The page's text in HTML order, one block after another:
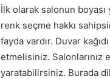
İlk olarak salonun
renk seçme hakkı
fayda vardır. Duvar
etmelisiniz.
yaratabilirsiniz. Burada